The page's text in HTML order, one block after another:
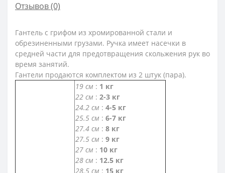
Отзывов (0)
Гантель с грифом из хромированной стали и
обрезиненными грузами. Ручка имеет насечки в
средней части для предотвращения скольжения рук во
время занятий.
Гантели продаются комплектом из 2 штук (пара).
19 см : 1 кг
22 см : 2-3 кг
24.2 см : 4-5 кг
25.5 см : 6-7 кг
27.4 см : 8 кг
27.5 см : 9 кг
27 см : 10 кг
28 см : 12.5 кг
28.5 см : 15 кг